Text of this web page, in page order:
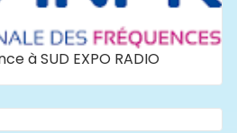
à SUD EXPO RADIO